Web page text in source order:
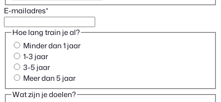
E-mailadres*
Hoe lang train je al?
Minder dan 1 jaar
1-3 jaar
3-5 jaar
Meer dan 5 jaar
Wat zijn je doelen?